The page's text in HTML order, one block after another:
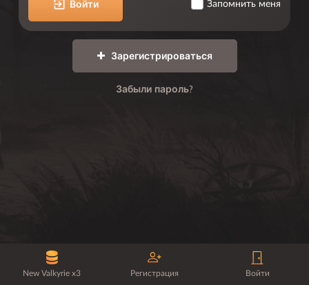
Войти Запомнить меня
Зарегистрироваться
Забыли пароль?
New Valkyrie x3 Регистрация Войти